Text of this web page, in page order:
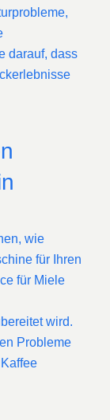
darauf, dass
wie
für Ihren
für Miele
wird.
Probleme